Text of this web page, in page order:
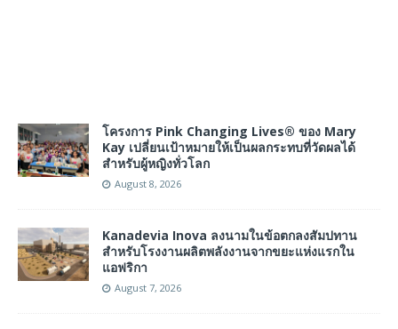
โครงการ Pink Changing Lives® ของ Mary
Kay เปลี่ยนเป้าหมายให้เป็นผลกระทบที่วัดผลได้
สำหรับผู้หญิงทั่วโลก
August 8, 2026
Kanadevia Inova ลงนามในข้อตกลงสัมปทาน
สำหรับโรงงานผลิตพลังงานจากขยะแห่งแรกใน
แอฟริกา
August 7, 2026